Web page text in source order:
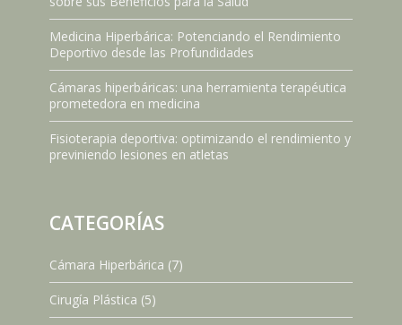
Medicina Hiperbárica: Potenciando el Rendimiento
Deportivo desde las Profundidades
Cámaras hiperbáricas: una herramienta terapéutica
prometedora en medicina
Fisioterapia deportiva: optimizando el rendimiento y
previniendo lesiones en atletas
CATEGORÍAS
Cámara Hiperbárica (7)
Cirugía Plástica (5)